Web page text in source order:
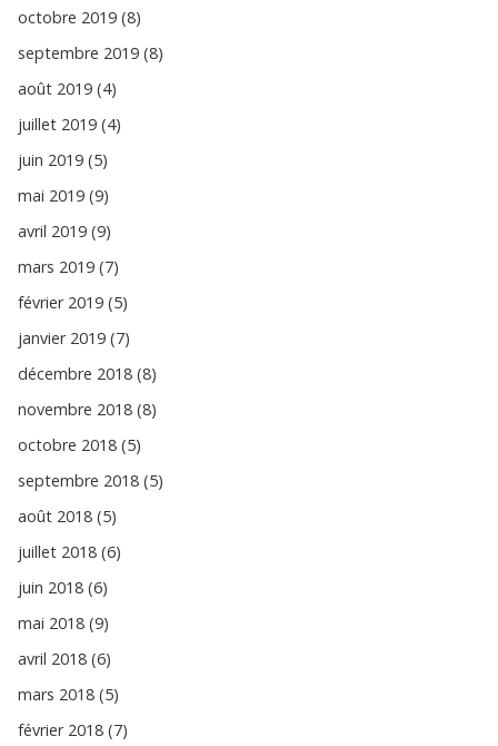
octobre 2019 (8)
septembre 2019 (8)
août 2019 (4)
juillet 2019 (4)
juin 2019 (5)
mai 2019 (9)
avril 2019 (9)
mars 2019 (7)
février 2019 (5)
janvier 2019 (7)
décembre 2018 (8)
novembre 2018 (8)
octobre 2018 (5)
septembre 2018 (5)
août 2018 (5)
juillet 2018 (6)
juin 2018 (6)
mai 2018 (9)
avril 2018 (6)
mars 2018 (5)
février 2018 (7)